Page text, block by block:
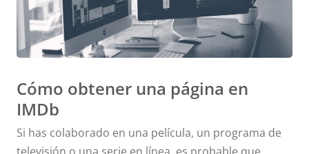
Cómo obtener una página en
IMDb
Si has colaborado en una película, un programa de